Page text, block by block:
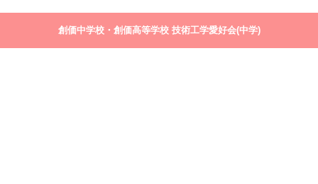
創価中学校・創価高等学校 技術工学愛好会(中学)